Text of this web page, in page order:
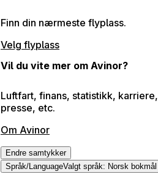
Finn din nærmeste flyplass.
Velg flyplass
Vil du vite mer om Avinor?
Luftfart, finans, statistikk, karriere,
presse, etc.
Om Avinor
Endre samtykker
Språk/LanguageValgt språk: Norsk bokmål